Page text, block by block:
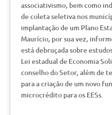
associativismo, bem como
de coleta seletiva nos
implantação de um Plano
Maurício, por sua vez,
está debruçada sobre
Lei estadual de Economia
conselho do Setor, além de
para a criação de um novo
microcrédito para os EESs.